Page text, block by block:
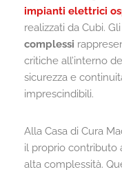
impianti elettrici
realizzati da Cubi. Gli
complessi
critiche all’interno
sicurezza e
imprescindibili.
Alla Casa di Cura
il proprio contributo
alta complessità.